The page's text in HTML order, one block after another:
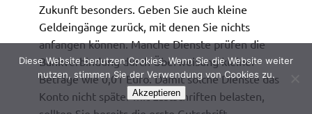
Zukunft besonders. Geben Sie auch kleine
Geldeingänge zurück, mit denen Sie nichts
anfangen können. Manche Dienste prüfen die
Bankverbindung durch Überweisung kleiner
Beträge wie 0,01 Euro. Damit solche Dienste das
Konto nicht später mit Lastschriften belasten,
Diese Website benutzen Cookies. Wenn Sie die Website weiter
nutzen, stimmen Sie der Verwendung von Cookies zu.
Akzeptieren